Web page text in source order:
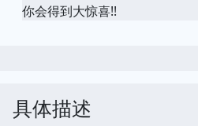
你会得到大惊喜!!
具体描述